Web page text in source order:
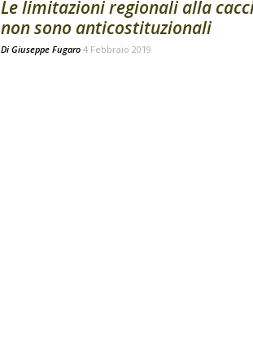
Le limitazioni regionali alla
non sono anticostituzionali
Di Giuseppe Fugaro 4 Febbraio 2019